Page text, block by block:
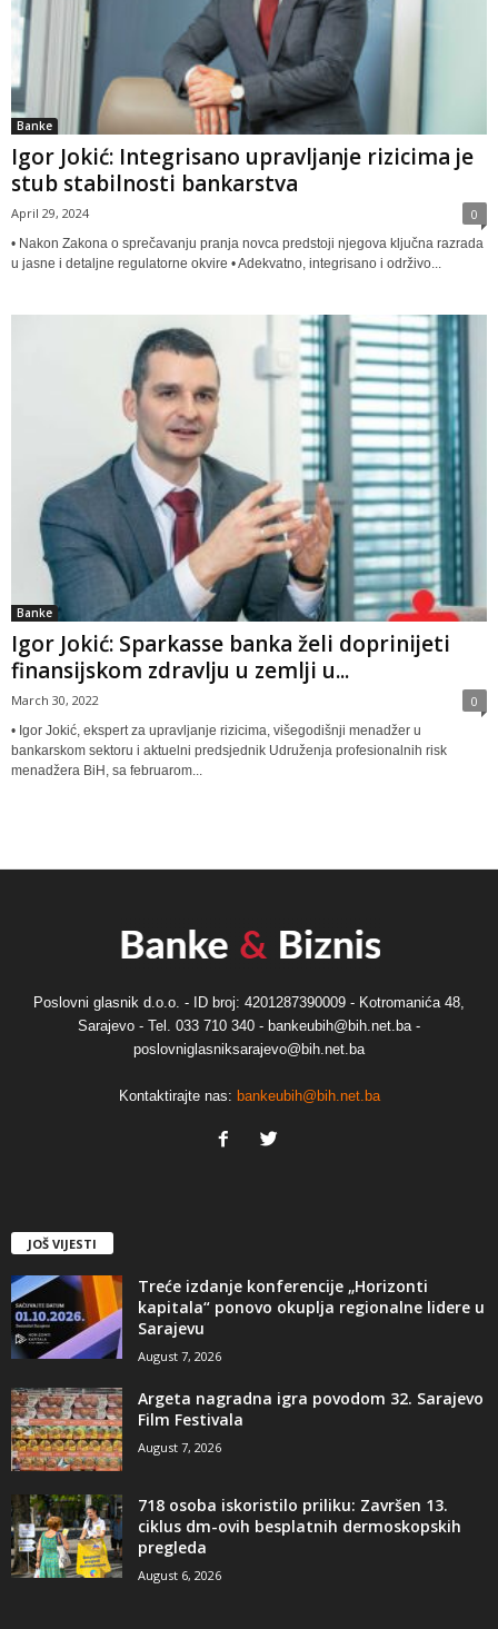
Banke
Igor Jokić: Integrisano upravljanje rizicima je
stub stabilnosti bankarstva
April 29, 2024 0
• Nakon Zakona o sprečavanju pranja novca predstoji njegova ključna razrada
u jasne i detaljne regulatorne okvire • Adekvatno, integrisano i održivo...
Banke
Igor Jokić: Sparkasse banka želi doprinijeti
finansijskom zdravlju u zemlji u...
March 30, 2022 0
• Igor Jokić, ekspert za upravljanje rizicima, višegodišnji menadžer u
bankarskom sektoru i aktuelni predsjednik Udruženja profesionalnih risk
menadžera BiH, sa februarom...
Poslovni glasnik d.o.o. - ID broj: 4201287390009 - Kotromanića 48,
Sarajevo - Tel. 033 710 340 - bankeubih@bih.net.ba -
poslovniglasniksarajevo@bih.net.ba
Kontaktirajte nas: bankeubih@bih.net.ba
JOŠ VIJESTI
Treće izdanje konferencije „Horizonti
kapitala“ ponovo okuplja regionalne lidere u
Sarajevu
August 7, 2026
Argeta nagradna igra povodom 32. Sarajevo
Film Festivala
August 7, 2026
718 osoba iskoristilo priliku: Završen 13.
ciklus dm-ovih besplatnih dermoskopskih
pregleda
August 6, 2026